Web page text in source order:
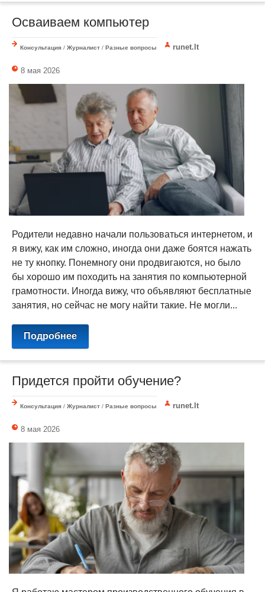
Осваиваем компьютер
Консультация / Журналист / Разные вопросы runet.lt
8 мая 2026
Родители недавно начали пользоваться интернетом, и
я вижу, как им сложно, иногда они даже боятся нажать
не ту кнопку. Понемногу они продвигаются, но было
бы хорошо им походить на занятия по компьютерной
грамотности. Иногда вижу, что объявляют бесплатные
занятия, но сейчас не могу найти такие. Не могли...
Подробнее
Придется пройти обучение?
Консультация / Журналист / Разные вопросы runet.lt
8 мая 2026